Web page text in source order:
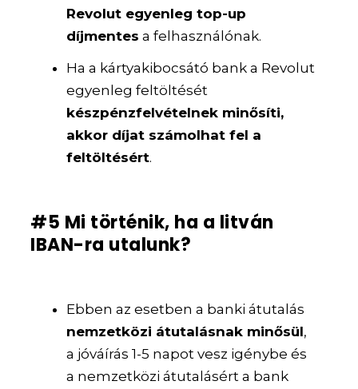
Revolut egyenleg top-up
díjmentes a felhasználónak.
Ha a kártyakibocsátó bank a Revolut
egyenleg feltöltését
készpénzfelvételnek minősíti,
akkor díjat számolhat fel a
feltöltésért.
#5 Mi történik, ha a litván
IBAN-ra utalunk?
Ebben az esetben a banki átutalás
nemzetközi átutalásnak minősül,
a jóváírás 1-5 napot vesz igénybe és
a nemzetközi átutalásért a bank